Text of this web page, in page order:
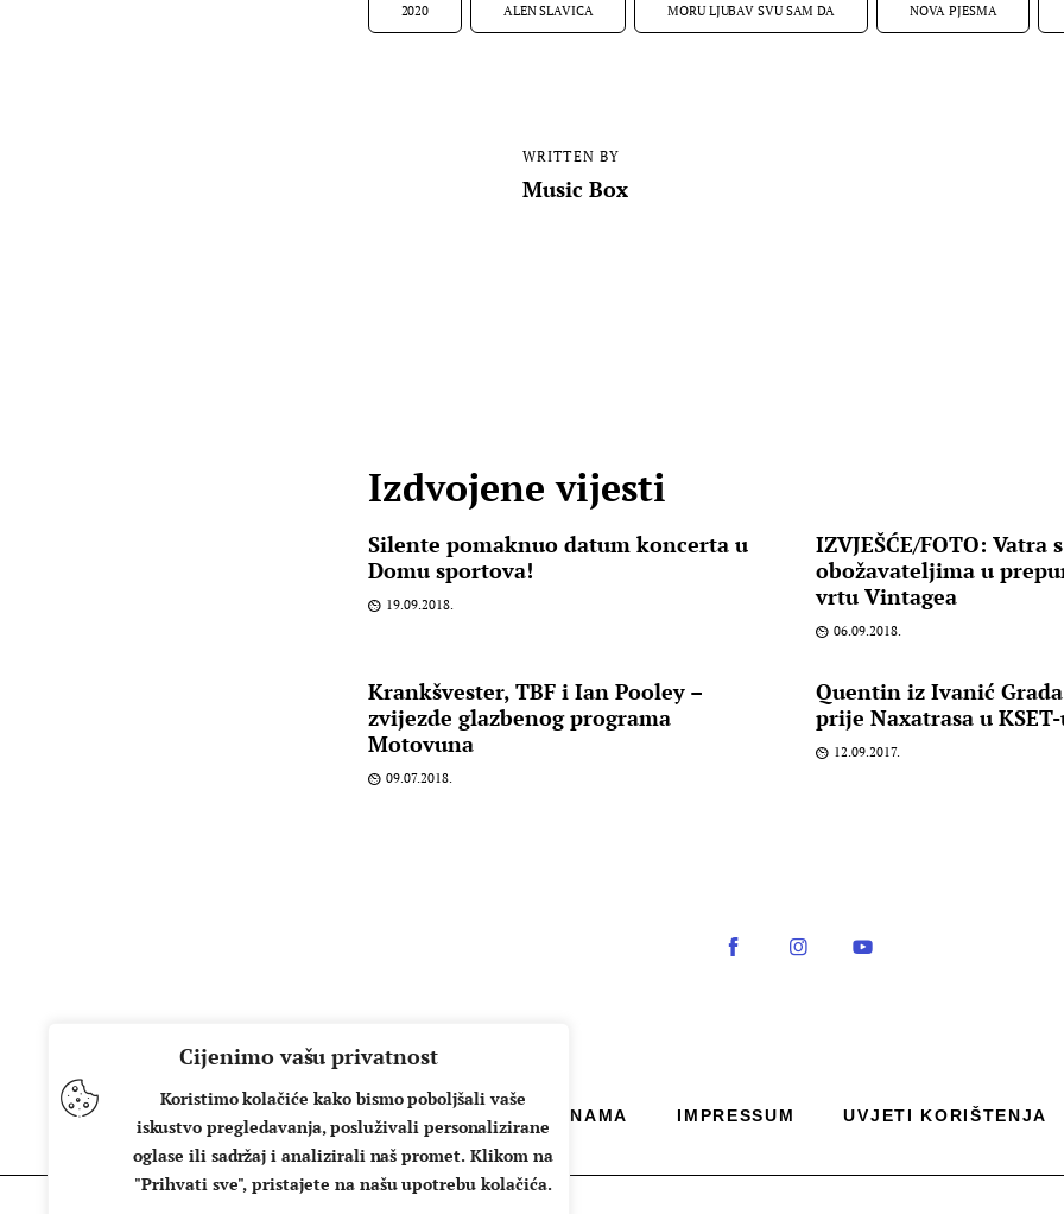
Cijenimo vašu privatnost
Koristimo kolačiće kako bismo poboljšali vaše
iskustvo pregledavanja, posluživali personalizirane
oglase ili sadržaj i analizirali naš promet. Klikom na
"Prihvati sve", pristajete na našu upotrebu kolačića.
2020 ALEN SLAVICA MORU LJUBAV SVU SAM DA NOVA PJESMA
WRITTEN BY
Music Box
Izdvojene vijesti
Silente pomaknuo datum koncerta u
Domu sportova!
19.09.2018.
IZVJEŠĆE/FOTO:
obožavateljima u
vrtu Vintagea
06.09.2018.
Krankšvester, TBF i Ian Pooley –
zvijezde glazbenog programa
Motovuna
09.07.2018.
Quentin iz Ivanić
prije Naxatrasa u
12.09.2017.
O NAMA IMPRESSUM UVJETI KORIŠTENJA